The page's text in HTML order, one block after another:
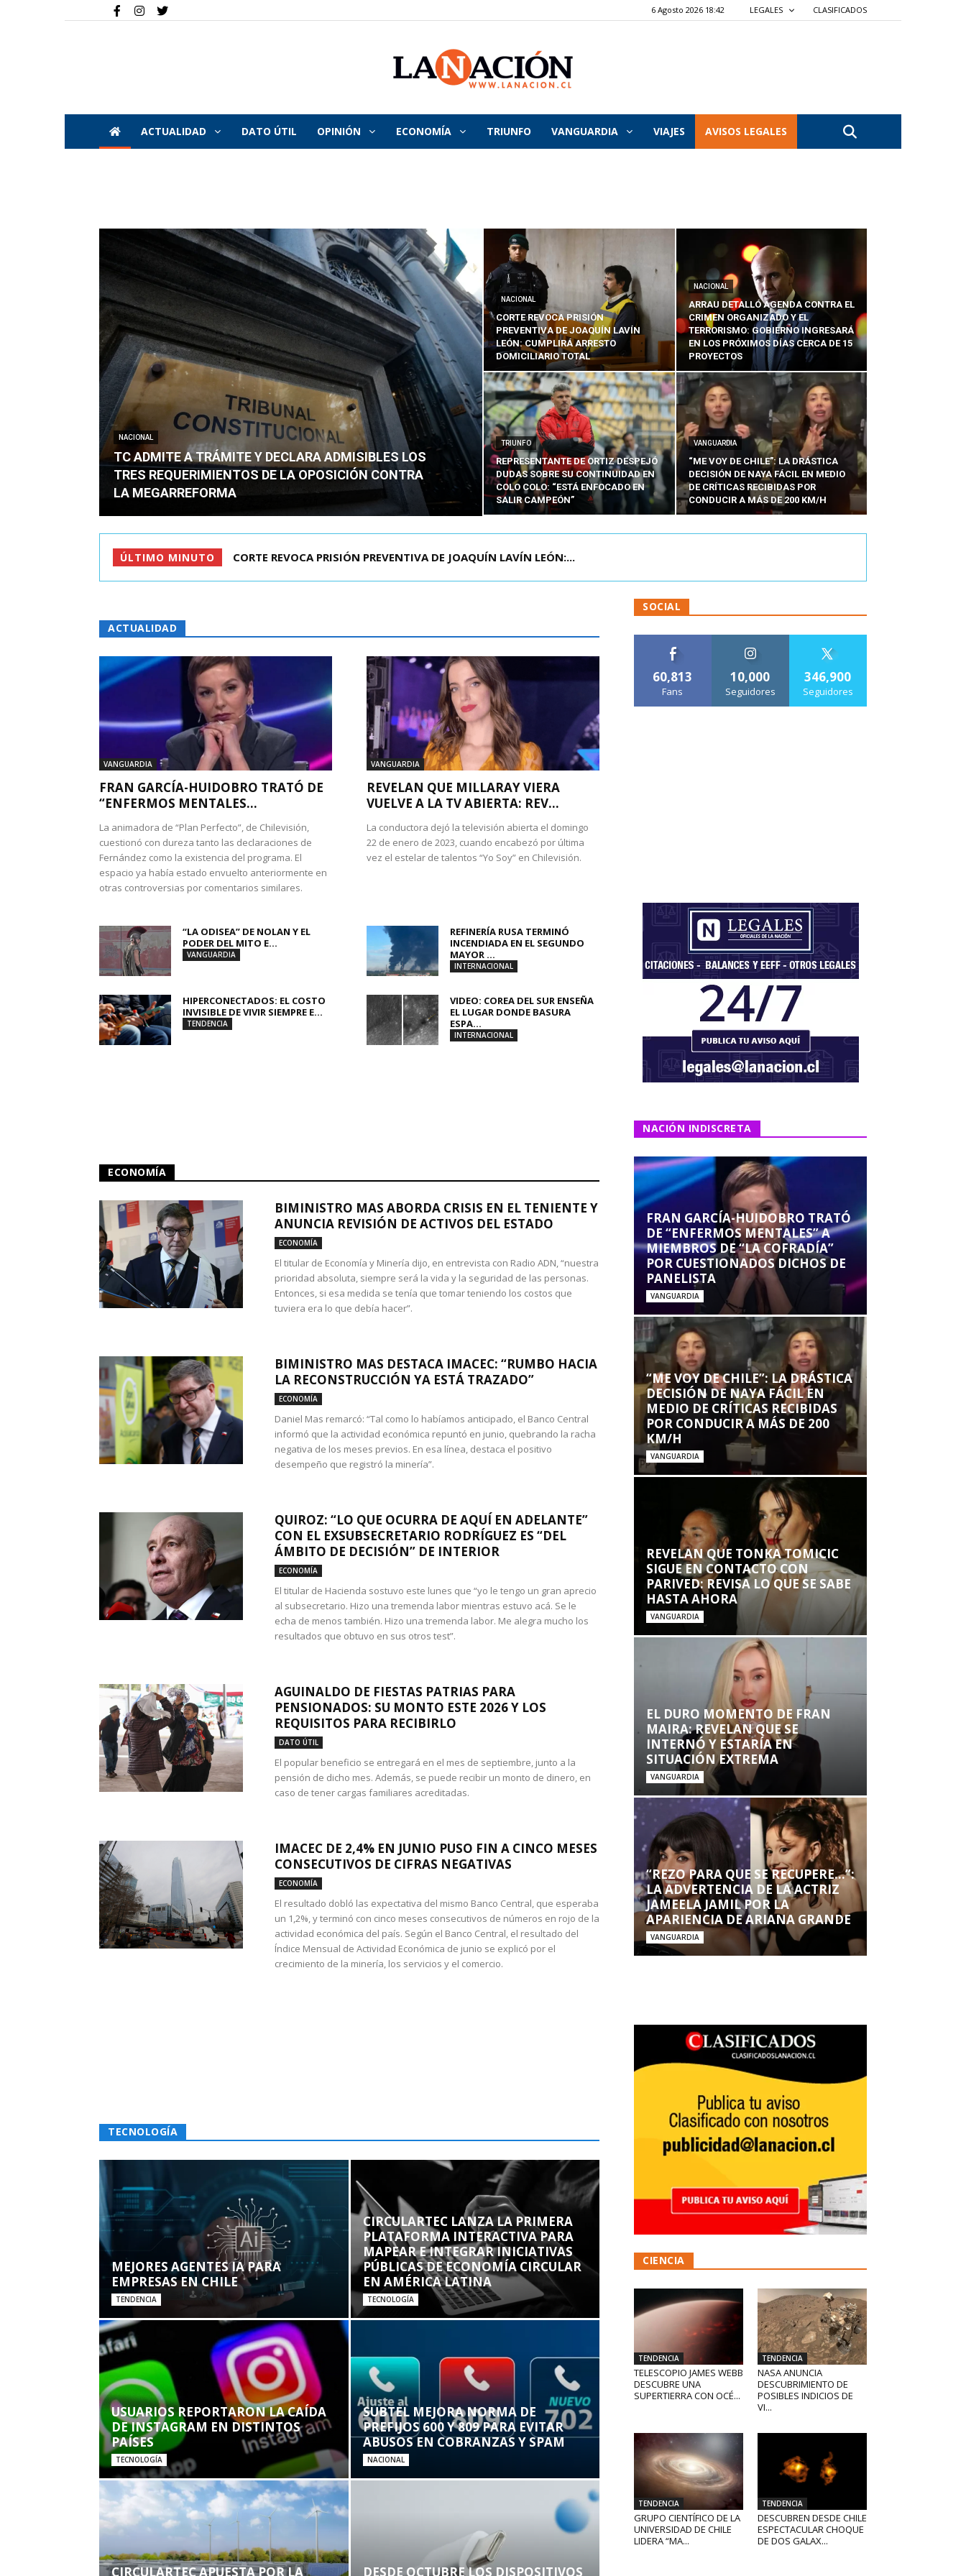
6 Agosto 2026 18:42 LEGALES CLASIFICADOS
La
Nación
ACTUALIDAD DATO ÚTIL OPINIÓN ECONOMÍA TRIUNFO VANGUARDIA VIAJES AVISOS LEGALES
NACIONAL
TC ADMITE A TRÁMITE Y DECLARA ADMISIBLES LOS
TRES REQUERIMIENTOS DE LA OPOSICIÓN CONTRA
LA MEGARREFORMA
NACIONAL
CORTE REVOCA PRISIÓN
PREVENTIVA DE JOAQUÍN LAVÍN
LEÓN: CUMPLIRÁ ARRESTO
DOMICILIARIO TOTAL
NACIONAL
ARRAU DETALLÓ AGENDA CONTRA EL
CRIMEN ORGANIZADO Y EL
TERRORISMO: GOBIERNO INGRESARÁ
EN LOS PRÓXIMOS DÍAS CERCA DE 15
PROYECTOS
TRIUNFO
REPRESENTANTE DE ORTIZ DESPEJÓ
DUDAS SOBRE SU CONTINUIDAD EN
COLO COLO: “ESTÁ ENFOCADO EN
SALIR CAMPEÓN”
VANGUARDIA
“ME VOY DE CHILE”: LA DRÁSTICA
DECISIÓN DE NAYA FÁCIL EN MEDIO
DE CRÍTICAS RECIBIDAS POR
CONDUCIR A MÁS DE 200 KM/H
ÚLTIMO MINUTO ARRAU DETALLÓ AGENDA CONTRA EL CRIMEN ORGANIZADO Y EL ...
ACTUALIDAD
VANGUARDIA
FRAN GARCÍA-HUIDOBRO TRATÓ DE
“ENFERMOS MENTALES...
La animadora de “Plan Perfecto”, de Chilevisión,
cuestionó con dureza tanto las declaraciones de
Fernández como la existencia del programa. El
espacio ya había estado envuelto anteriormente en
otras controversias por comentarios similares.
VANGUARDIA
REVELAN QUE MILLARAY VIERA
VUELVE A LA TV ABIERTA: REV...
La conductora dejó la televisión abierta el domingo
22 de enero de 2023, cuando encabezó por última
vez el estelar de talentos “Yo Soy” en Chilevisión.
“LA ODISEA” DE NOLAN Y EL
PODER DEL MITO E...
VANGUARDIA
REFINERÍA RUSA TERMINÓ
INCENDIADA EN EL SEGUNDO
MAYOR ...
INTERNACIONAL
HIPERCONECTADOS: EL COSTO
INVISIBLE DE VIVIR SIEMPRE E...
TENDENCIA
VIDEO: COREA DEL SUR ENSEÑA
EL LUGAR DONDE BASURA
ESPA...
INTERNACIONAL
ECONOMÍA
BIMINISTRO MAS ABORDA CRISIS EN EL TENIENTE Y
ANUNCIA REVISIÓN DE ACTIVOS DEL ESTADO
ECONOMÍA
El titular de Economía y Minería dijo, en entrevista con Radio ADN, “nuestra
prioridad absoluta, siempre será la vida y la seguridad de las personas.
Entonces, si esa medida se tenía que tomar teniendo los costos que
tuviera era lo que debía hacer”.
BIMINISTRO MAS DESTACA IMACEC: “RUMBO HACIA
LA RECONSTRUCCIÓN YA ESTÁ TRAZADO”
ECONOMÍA
Daniel Mas remarcó: “Tal como lo habíamos anticipado, el Banco Central
informó que la actividad económica repuntó en junio, quebrando la racha
negativa de los meses previos. En esa línea, destaca el positivo
desempeño que registró la minería”.
QUIROZ: “LO QUE OCURRA DE AQUÍ EN ADELANTE”
CON EL EXSUBSECRETARIO RODRÍGUEZ ES “DEL
ÁMBITO DE DECISIÓN” DE INTERIOR
ECONOMÍA
El titular de Hacienda sostuvo este lunes que “yo le tengo un gran aprecio
al subsecretario. Hizo una tremenda labor mientras estuvo acá. Se le
echa de menos también. Hizo una tremenda labor. Me alegra mucho los
resultados que obtuvo en sus otros test”.
AGUINALDO DE FIESTAS PATRIAS PARA
PENSIONADOS: SU MONTO ESTE 2026 Y LOS
REQUISITOS PARA RECIBIRLO
DATO ÚTIL
El popular beneficio se entregará en el mes de septiembre, junto a la
pensión de dicho mes. Además, se puede recibir un monto de dinero, en
caso de tener cargas familiares acreditadas.
IMACEC DE 2,4% EN JUNIO PUSO FIN A CINCO MESES
CONSECUTIVOS DE CIFRAS NEGATIVAS
ECONOMÍA
El resultado dobló las expectativa del mismo Banco Central, que esperaba
un 1,2%, y terminó con cinco meses consecutivos de números en rojo de la
actividad económica del país. Según el Banco Central, el resultado del
Índice Mensual de Actividad Económica de junio se explicó por el
crecimiento de la minería, los servicios y el comercio.
TECNOLOGÍA
MEJORES AGENTES IA PARA
EMPRESAS EN CHILE
TENDENCIA
CIRCULARTEC LANZA LA PRIMERA
PLATAFORMA INTERACTIVA PARA
MAPEAR E INTEGRAR INICIATIVAS
PÚBLICAS DE ECONOMÍA CIRCULAR
EN AMÉRICA LATINA
TECNOLOGÍA
USUARIOS REPORTARON LA CAÍDA
DE INSTAGRAM EN DISTINTOS
PAÍSES
TECNOLOGÍA
SUBTEL MEJORA NORMA DE
PREFIJOS 600 Y 809 PARA EVITAR
ABUSOS EN COBRANZAS Y SPAM
NACIONAL
CIRCULARTEC APUESTA POR LA DESDE OCTUBRE LOS DISPOSITIVOS
SOCIAL
60,813
Fans
10,000
Seguidores
346,900
Seguidores
NACIÓN INDISCRETA
FRAN GARCÍA-HUIDOBRO TRATÓ
DE “ENFERMOS MENTALES” A
MIEMBROS DE “LA COFRADÍA”
POR CUESTIONADOS DICHOS DE
PANELISTA
VANGUARDIA
“ME VOY DE CHILE”: LA DRÁSTICA
DECISIÓN DE NAYA FÁCIL EN
MEDIO DE CRÍTICAS RECIBIDAS
POR CONDUCIR A MÁS DE 200
KM/H
VANGUARDIA
REVELAN QUE TONKA TOMICIC
SIGUE EN CONTACTO CON
PARIVED: REVISA LO QUE SE SABE
HASTA AHORA
VANGUARDIA
EL DURO MOMENTO DE FRAN
MAIRA: REVELAN QUE SE
INTERNÓ Y ESTARÍA EN
SITUACIÓN EXTREMA
VANGUARDIA
“REZO PARA QUE SE RECUPERE…”:
LA ADVERTENCIA DE LA ACTRIZ
JAMEELA JAMIL POR LA
APARIENCIA DE ARIANA GRANDE
VANGUARDIA
CIENCIA
TENDENCIA
TELESCOPIO JAMES WEBB
DESCUBRE UNA
SUPERTIERRA CON OCÉ...
TENDENCIA
NASA ANUNCIA
DESCUBRIMIENTO DE
POSIBLES INDICIOS DE
VI...
TENDENCIA
GRUPO CIENTÍFICO DE LA
UNIVERSIDAD DE CHILE
LIDERA “MA...
TENDENCIA
DESCUBREN DESDE CHILE
ESPECTACULAR CHOQUE
DE DOS GALAX...